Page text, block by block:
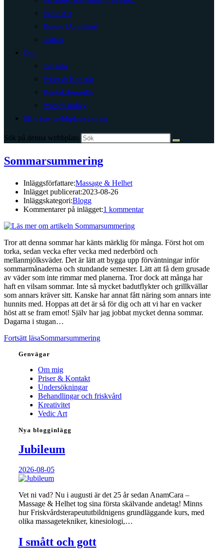
Vedic Art
Kurser (Anmälan)
Galleri
Om..
Om mig
Priser & Kontakt
Kontaktformulär
Privacy policy
Slå på/av webbplatssökning
Sök på denna webbplats
Sommarsummering
Inläggsförfattare:Massage & Helhet
Inlägget publicerat:2023-08-26
Inläggskategori:Blogg
Kommentarer på inlägget:1 kommentar
Tror att denna sommar har känts märklig för många. Först hot om
torka, sedan vecka efter vecka med nederbörd och
mellanmjölksväder. Det är lätt att bygga upp förväntningar inför
sommarmånaderna och stundande semester. Lätt att få dem grusade
av väder som inte rimmar med planerna. Tror dock att många har
haft en vilsam sommar. Inte så mycket badutflykter och grillkvällar
som annars kräver sitt. Kanske har annat fått näring som annars inte
hunnits med. Hoppas att det är så för dig och att vi har en vacker
höst att se fram emot! Själv har jag jobbat mycket denna sommar.
Dagarna i stugan…
Fortsätt läsaSommarsummering
Genvägar
Om mig
Priser & Kontakt
Undersökningar
Behandlingar och friskvård
Kreativitet
Vedic Art
Nya blogginlägg
Jubileum
2026-08-05
Vet ni vad? Nu i augusti är det 25 år sedan AnamCara –
Massage & Helhet tog sina första skälvande andetag! Minns
hur Friskvårdsterapeututbildnigens grundläggande kurs, med
olika massagetekniker, kinesiologi,…
I smått och gott